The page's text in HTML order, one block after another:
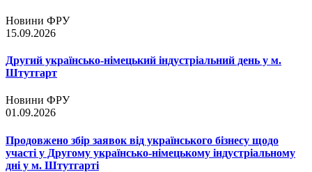
Новини ФРУ
15.09.2026
Другий українсько-німецький індустріальний день у м.
Штутгарт
Новини ФРУ
01.09.2026
Продовжено збір заявок від українського бізнесу щодо
участі у Другому українсько-німецькому індустріальному
дні у м. Штутгарті